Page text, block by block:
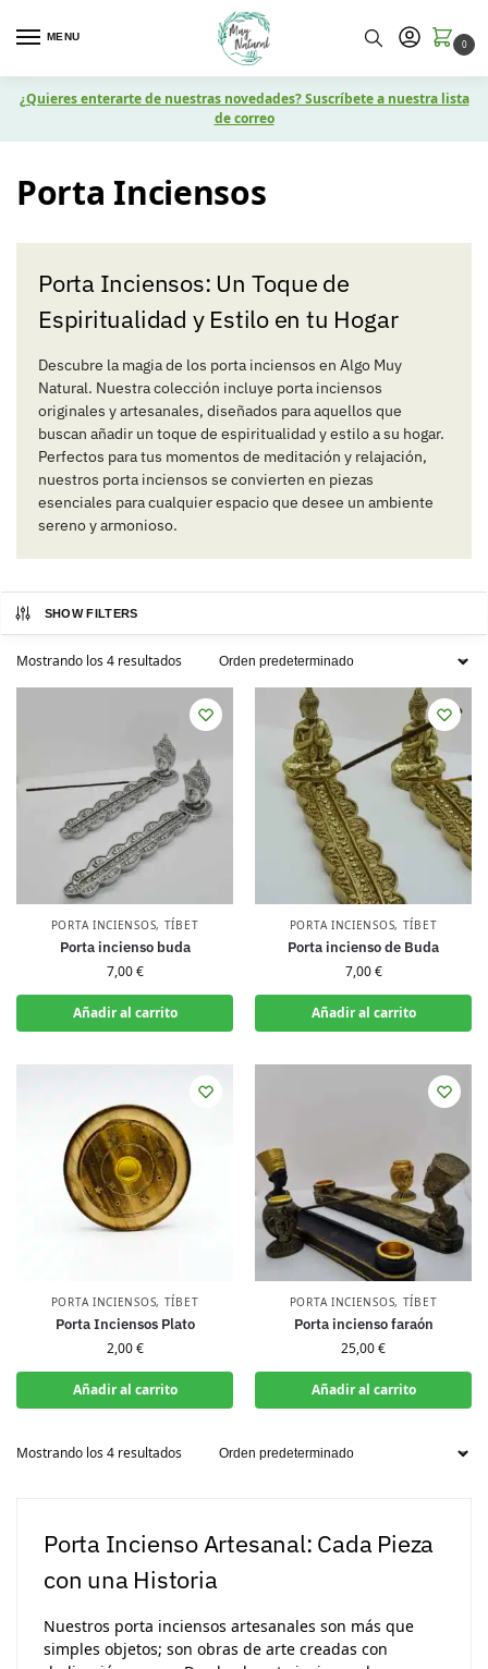
MENU
0
¿Quieres enterarte de nuestras novedades? Suscríbete a nuestra lista
de correo
Porta Inciensos
Porta Inciensos: Un Toque de
Espiritualidad y Estilo en tu Hogar
Descubre la magia de los porta inciensos en Algo Muy
Natural. Nuestra colección incluye porta inciensos
originales y artesanales, diseñados para aquellos que
buscan añadir un toque de espiritualidad y estilo a su hogar.
Perfectos para tus momentos de meditación y relajación,
nuestros porta inciensos se convierten en piezas
esenciales para cualquier espacio que desee un ambiente
sereno y armonioso.
SHOW FILTERS
Mostrando los 4 resultados
PORTA INCIENSOS, TÍBET
Porta incienso buda
7,00€
Añadir al carrito
PORTA INCIENSOS, TÍBET
Porta incienso de Buda
7,00€
Añadir al carrito
PORTA INCIENSOS, TÍBET
Porta Inciensos Plato
2,00€
Añadir al carrito
PORTA INCIENSOS, TÍBET
Porta incienso faraón
25,00€
Añadir al carrito
Mostrando los 4 resultados
Porta Incienso Artesanal: Cada Pieza
con una Historia
Nuestros porta inciensos artesanales son más que
simples objetos; son obras de arte creadas con